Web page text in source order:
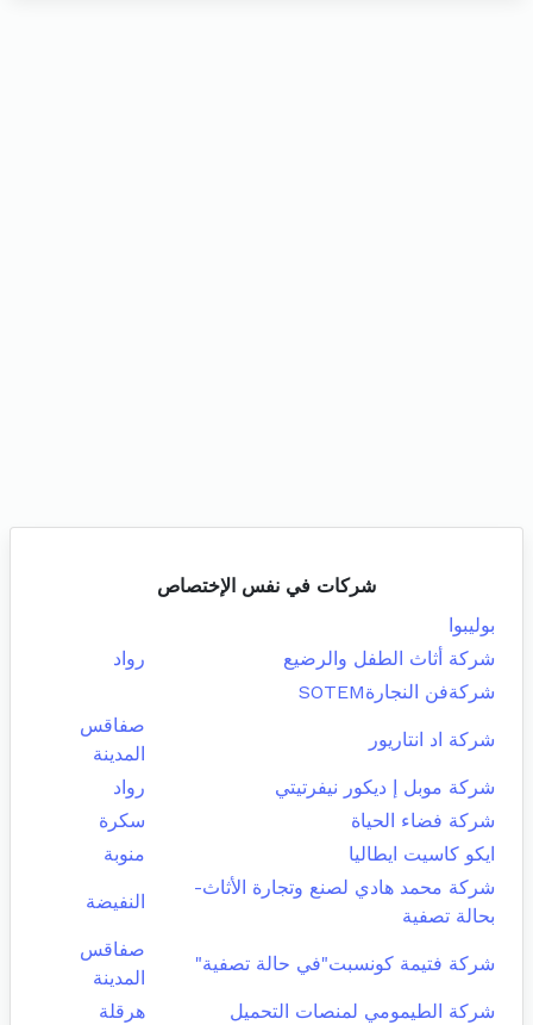
شركات في نفس الإختصاص
بوليبوا
شركة أثاث الطفل والرضيع
رواد
شركةفن النجارةSOTEM
شركة اد انتاريور
صفاقس
المدينة
شركة موبل إ ديكور نيفرتيتي
رواد
شركة فضاء الحياة
سكرة
ايكو كاسيت ايطاليا
منوبة
شركة محمد هادي لصنع وتجارة الأثاث-
بحالة تصفية
النفيضة
شركة فتيمة كونسبت"في حالة تصفية"
صفاقس
المدينة
شركة الطيمومي لمنصات التحميل
هرقلة